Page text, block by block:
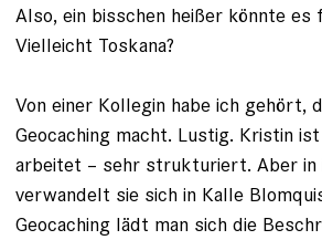
Also, ein bisschen heißer könnte es
Vielleicht Toskana?
Von einer Kollegin habe ich gehört,
Geocaching macht. Lustig. Kris­tin
arbeitet – sehr struk­turiert. Aber in
verwandelt sie sich in Kalle
Geocaching lädt man sich die